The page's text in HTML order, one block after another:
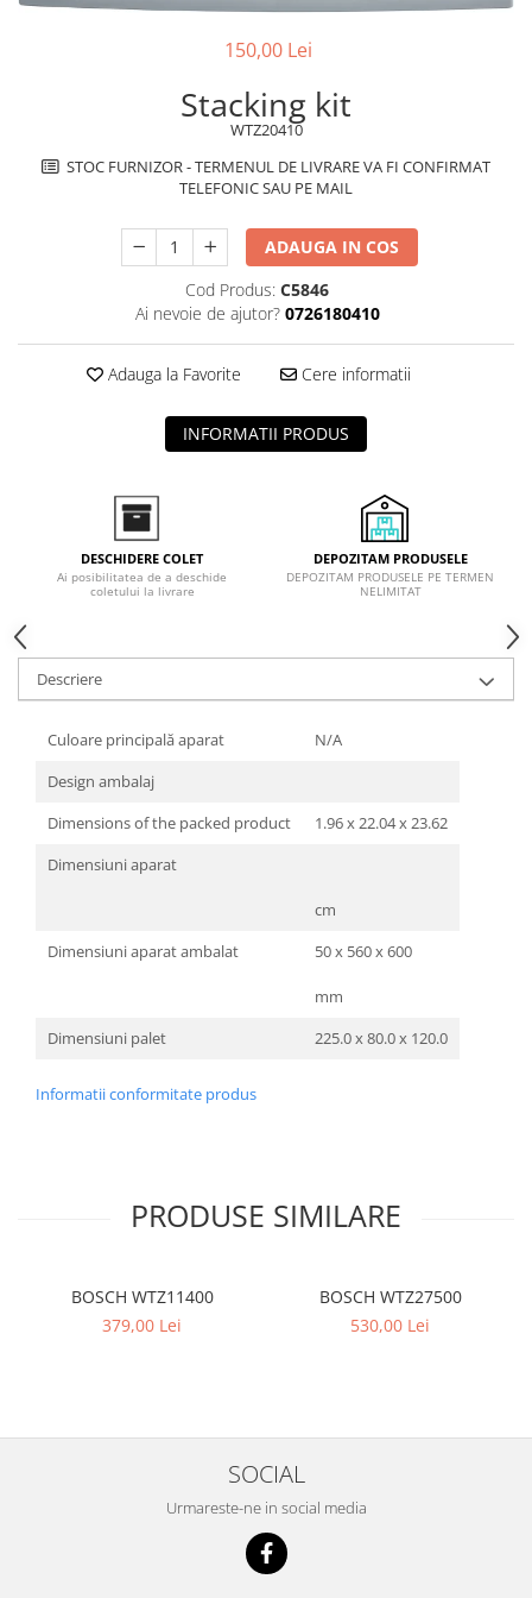
Cuptoare cu microunde
Hote cu montare in blat
Hote rustice
Integrate in tavan
Masini de spalat vase
Domino( seturi modulare)
Inductie
Mixte
Pachete chiuvete si baterii
150,00 Lei
Stacking kit
WTZ20410
STOC FURNIZOR - TERMENUL DE LIVRARE VA FI CONFIRMAT
TELEFONIC SAU PE MAIL
ADAUGA IN COS
Cod Produs: C5846
Ai nevoie de ajutor? 0726180410
Adauga la Favorite Cere informatii
INFORMATII PRODUS
DESCHIDERE COLET
Ai posibilitatea de a deschide
coletului la livrare
DEPOZITAM PRODUSELE
DEPOZITAM PRODUSELE PE TERMEN
NELIMITAT
Descriere
Culoare principală aparat
N/A
Design ambalaj
Dimensions of the packed product
1.96 x 22.04 x 23.62
Dimensiuni aparat
cm
Dimensiuni aparat ambalat
50 x 560 x 600
mm
Dimensiuni palet
225.0 x 80.0 x 120.0
Informatii conformitate produs
PRODUSE SIMILARE
BOSCH WTZ11400
379,00 Lei
BOSCH WTZ27500
530,00 Lei
SOCIAL
Urmareste-ne in social media